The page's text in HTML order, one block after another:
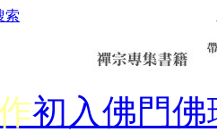
索
初入佛門佛